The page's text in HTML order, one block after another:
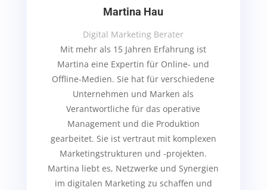
Martina Hau
Digital Marketing Berater
Mit mehr als 15 Jahren Erfahrung ist
Martina eine Expertin für Online- und
Offline-Medien. Sie hat für verschiedene
Unternehmen und Marken als
Verantwortliche für das operative
Management und die Produktion
gearbeitet. Sie ist vertraut mit komplexen
Marketingstrukturen und -projekten.
Martina liebt es, Netzwerke und Synergien
im digitalen Marketing zu schaffen und